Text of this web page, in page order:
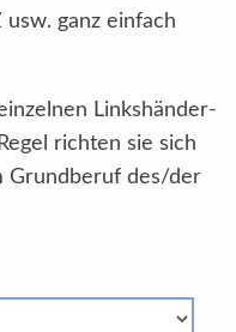
ganz einfach
Linkshänder-
richten sie sich
Grundberuf des/der